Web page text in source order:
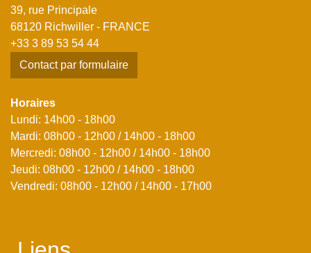
39, rue Principale
68120 Richwiller - FRANCE
+33 3 89 53 54 44
Contact par formulaire
Horaires
Lundi: 14h00 - 18h00
Mardi: 08h00 - 12h00 / 14h00 - 18h00
Mercredi: 08h00 - 12h00 / 14h00 - 18h00
Jeudi: 08h00 - 12h00 / 14h00 - 18h00
Vendredi: 08h00 - 12h00 / 14h00 - 17h00